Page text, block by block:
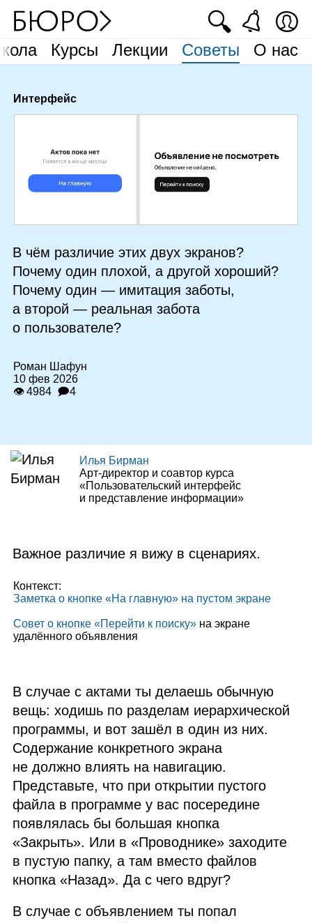
Курсы Лекции Советы О нас
🔍
Интерфейс
В чём различие этих двух экранов?
Почему один плохой, а другой хороший?
Почему один — имитация заботы,
а второй — реальная забота
о пользователе?
Роман Шафун
10 фев 2026
👁 4984 🗩4
Илья Бирман
Арт‑директор и соавтор курса
«Пользовательский интерфейс
и представление информации»
Важное различие я вижу в сценариях.
Контекст:
Заметка о кнопке «На главную» на пустом экране
Совет о кнопке «Перейти к поиску»на экране
удалённого объявления
В случае с актами ты делаешь обычную
вещь: ходишь по разделам иерархической
программы, и вот зашёл в один из них.
Содержание конкретного экрана
не должно влиять на навигацию.
Представьте, что при открытии пустого
файла в программе у вас посередине
появлялась бы большая кнопка
«Закрыть». Или в «Проводнике» заходите
в пустую папку, а там вместо файлов
кнопка «Назад». Да с чего вдруг?
В случае с объявлением ты попал